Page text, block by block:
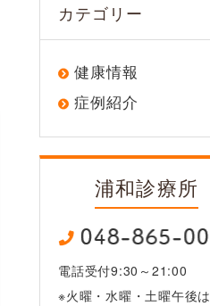
カテゴリー
健康情報
症例紹介
浦和診療所
電話受付9:30～21:00
※火曜・水曜・土曜午後は